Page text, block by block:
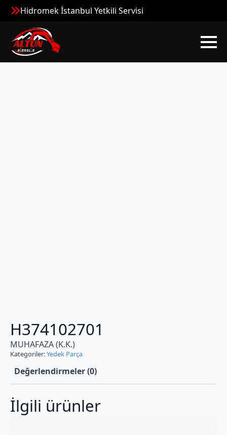
Hidromek İstanbul Yetkili Servisi
H374102701
MUHAFAZA (K.K.)
Kategoriler:Yedek Parça
Değerlendirmeler (0)
İlgili ürünler